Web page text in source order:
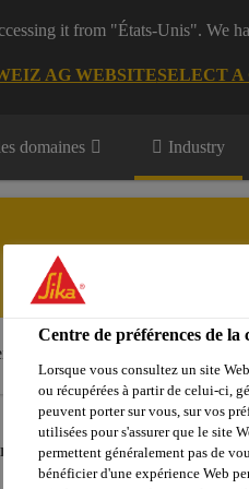
it from "États-Unis". We
AG WEBSITESELECT A
domaines Industry
Énergie renouvelable
éolienne Pales de rotor
Centre de préférences de la
Lorsque vous consultez un site
ou récupérées à partir de celui-ci,
peuvent porter sur vous, sur vos
utilisées pour s'assurer que le site
permettent généralement pas de
bénéficier d'une expérience Web